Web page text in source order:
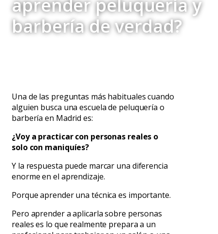
aprender peluquería y
barbería de verdad?
Una de las preguntas más habituales cuando
alguien busca una escuela de peluquería o
barbería en Madrid es:
¿Voy a practicar con personas reales o
solo con maniquíes?
Y la respuesta puede marcar una diferencia
enorme en el aprendizaje.
Porque aprender una técnica es importante.
Pero aprender a aplicarla sobre personas
reales es lo que realmente prepara a un